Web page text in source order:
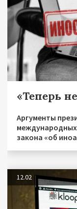
«Теперь
Аргументы
закона «об
12.02